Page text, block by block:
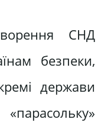
СНД
безпеки,
держави